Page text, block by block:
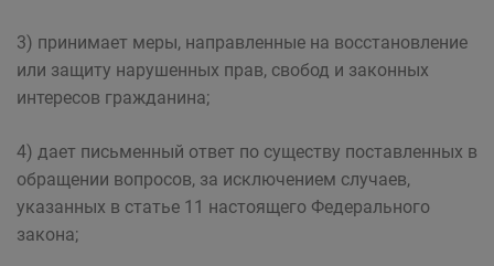
3) принимает меры, направленные на восстановление
или защиту нарушенных прав, свобод и законных
интересов гражданина;
4) дает письменный ответ по существу поставленных в
обращении вопросов, за исключением случаев,
указанных в статье 11 настоящего Федерального
закона;